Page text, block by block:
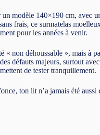
un modèle 140×190 cm, avec
frais, ce surmatelas
pour les années à venir.
« non déhoussable », mais à
défauts majeurs, surtout
de tester tranquillement.
ton lit n’a jamais été aussi